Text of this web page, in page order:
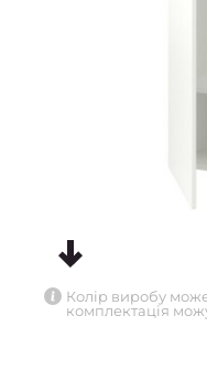
Колір виробу
комплектація